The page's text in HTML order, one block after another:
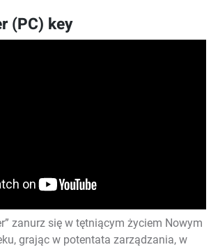
(PC) key
zanurz się w tętniącym życiem Nowym
grając w potentata zarządzania, w